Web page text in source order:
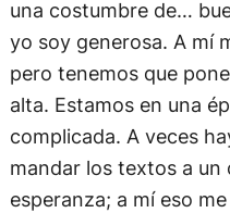
una costumbre de…
yo soy generosa. A mí
pero tenemos que
alta. Estamos en una
complicada. A veces
mandar los textos a un
esperanza; a mí eso